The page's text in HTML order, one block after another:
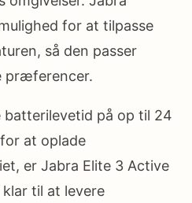
for at tilpasse
så den passer
præferencer.
batterilevetid på op til 24
at oplade
er Jabra Elite 3 Active
til at levere